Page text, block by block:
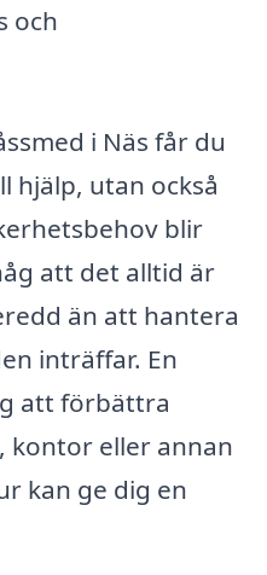
och
i Näs får du
hjälp, utan också
blir
att det alltid är
än att hantera
inträffar. En
att förbättra
kontor eller annan
kan ge dig en